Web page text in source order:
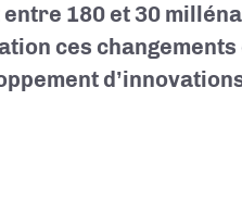
entre 180 et 30
ces